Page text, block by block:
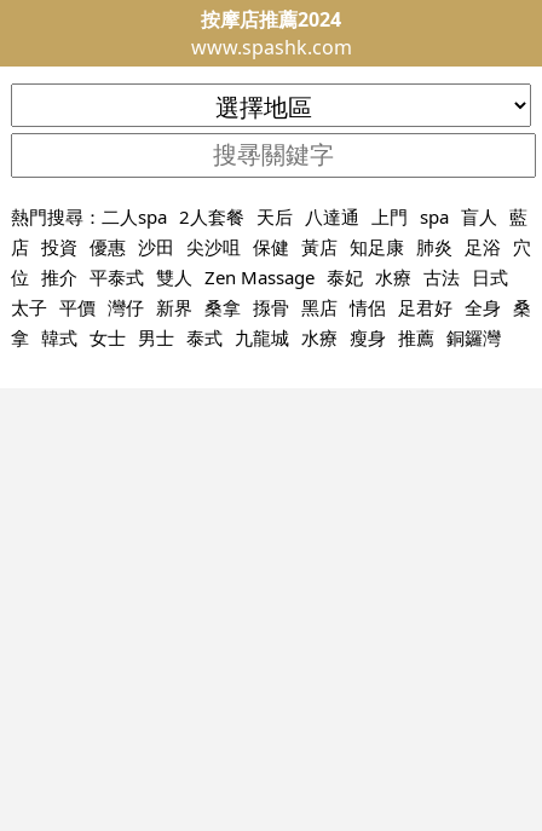
按摩店推薦2024
www.spashk.com
熱門搜尋： 二人spa 2人套餐 天后 八達通 上門 spa 盲人
藍
店 投資 優惠 沙田 尖沙咀 保健 黃店 知足康 肺炎 足浴 穴
位 推介 平泰式 雙人 Zen Massage 泰妃 水療 古法
日式
太子 平價 灣仔 新界 桑拿 揼骨 黑店 情侶 足君好 全身 桑
拿 韓式 女士 男士 泰式 九龍城 水療 瘦身 推薦 銅鑼灣